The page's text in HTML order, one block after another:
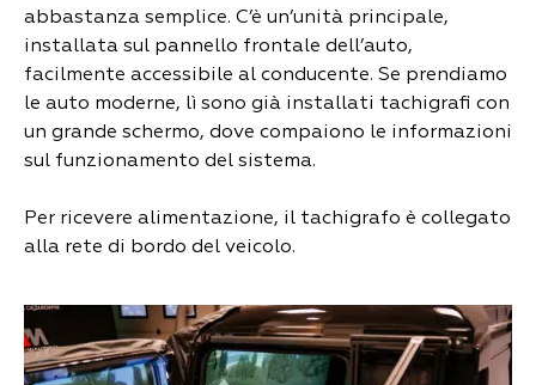
abbastanza semplice. C’è un’unità principale,
installata sul pannello frontale dell’auto,
facilmente accessibile al conducente. Se prendiamo
le auto moderne, lì sono già installati tachigrafi con
un grande schermo, dove compaiono le informazioni
sul funzionamento del sistema.
Per ricevere alimentazione, il tachigrafo è collegato
alla rete di bordo del veicolo.